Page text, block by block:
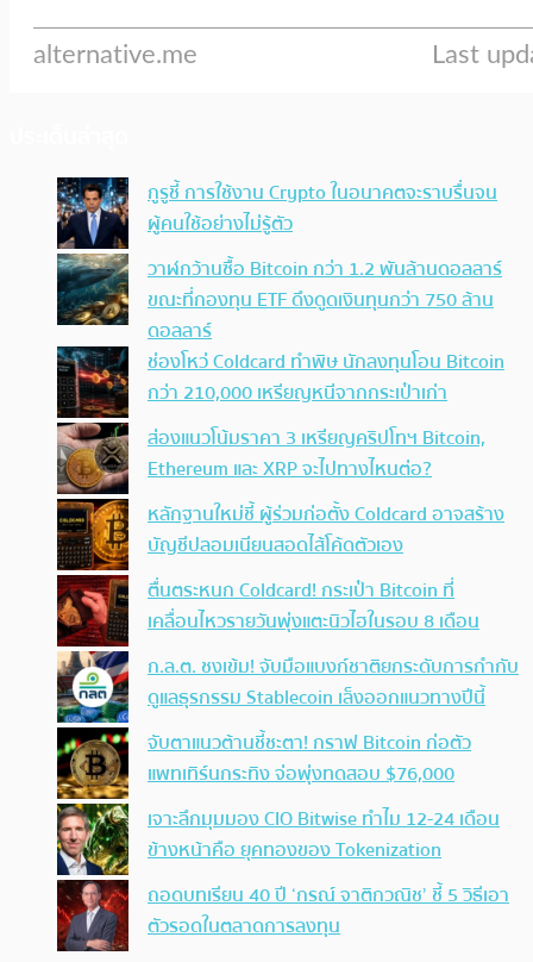
กูรูชี้ การใช้งาน Crypto ในอนาคตจะราบรื่นจน
ผู้คนใช้อย่างไม่รู้ตัว
วาฬกว้านซื้อ Bitcoin กว่า 1.2 พันล้านดอลลาร์
ขณะที่กองทุน ETF ดึงดูดเงินทุนกว่า 750 ล้าน
ดอลลาร์
ช่องโหว่ Coldcard ทำพิษ นักลงทุนโอน Bitcoin
กว่า 210,000 เหรียญหนีจากกระเป๋าเก่า
ส่องแนวโน้มราคา 3 เหรียญคริปโทฯ Bitcoin,
Ethereum และ XRP จะไปทางไหนต่อ?
หลักฐานใหม่ชี้ ผู้ร่วมก่อตั้ง Coldcard อาจสร้าง
บัญชีปลอมเนียนสอดไส้โค้ดตัวเอง
ตื่นตระหนก Coldcard! กระเป๋า Bitcoin ที่
เคลื่อนไหวรายวันพุ่งแตะนิวไฮในรอบ 8 เดือน
ก.ล.ต. ชงเข้ม! จับมือแบงก์ชาติยกระดับการกำกับ
ดูแลธุรกรรม Stablecoin เล็งออกแนวทางปีนี้
จับตาแนวต้านชี้ชะตา! กราฟ Bitcoin ก่อตัว
แพทเทิร์นกระทิง จ่อพุ่งทดสอบ $76,000
เจาะลึกมุมมอง CIO Bitwise ทำไม 12-24 เดือน
ข้างหน้าคือ ยุคทองของ Tokenization
ถอดบทเรียน 40 ปี ‘กรณ์ จาติกวณิช’ ชี้ 5 วิธีเอา
ตัวรอดในตลาดการลงทุน